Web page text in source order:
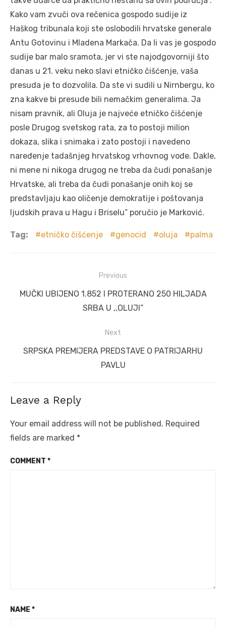
Kako vam zvuči ova rečenica gospodo sudije iz
Haškog tribunala koji ste oslobodili hrvatske generale
Antu Gotovinu i Mladena Markača. Da li vas je gospodo
sudije bar malo sramota, jer vi ste najodgovorniji što
danas u 21. veku neko slavi etničko čišćenje, vaša
presuda je to dozvolila. Da ste vi sudili u Nirnbergu, ko
zna kakve bi presude bili nemačkim generalima. Ja
nisam pravnik, ali Oluja je najveće etničko čišćenje
posle Drugog svetskog rata, za to postoji milion
dokaza, slika i snimaka i zato postoji i navedeno
naređenje tadašnjeg hrvatskog vrhovnog vođe. Dakle,
ni mene ni nikoga drugog ne treba da čudi ponašanje
Hrvatske, ali treba da čudi ponašanje onih koj se
predstavljaju kao oličenje demokratije i poštovanja
ljudskih prava u Hagu i Briselu” poručio je Marković.
Tag: etničko čišćenje genocid oluja palma
navigation
Previous
Previous
MUČKI UBIJENO 1.852 I PROTERANO 250 HILJADA
SRBA U ,,OLUJI”
Next
Next
SRPSKA PREMIJERA PREDSTAVE O PATRIJARHU
PAVLU
Leave a Reply
Your email address will not be published. Required
fields are marked *
COMMENT *
NAME *